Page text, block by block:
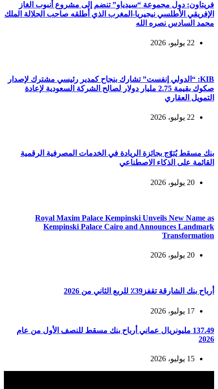
فريتاون: دول مجموعة “سيدياو” تنضم إلى مشروع أنبوب الغاز
الإفريقي الأطلسي نيجيريا-المغرب الذي أطلقه صاحب الجلالة الملك
محمد السادس نصره الله
22 يوليو، 2026
KIB: “الدولي إنفست” تشارك بنجاح كمدير رئيسي مشترك لإصدار
صكوك بقيمة 2.75 مليار دولار لصالح الشركة السعودية لإعادة
التمويل العقاري
22 يوليو، 2026
بنك مسقط يُتوّج بجائزة الريادة في الخدمات المصرفية الرقمية
القائمة على الذكاء الاصطناعي
20 يوليو، 2026
Royal Maxim Palace Kempinski Unveils New Name as
Kempinski Palace Cairo and Announces Landmark
Transformation
20 يوليو، 2026
أرباح بنك الشارقة تقفز39٪ للربع الثاني من 2026
17 يوليو، 2026
137.49 مليونريال عماني أرباح بنك مسقط للنصف الأول من عام
2026
15 يوليو، 2026